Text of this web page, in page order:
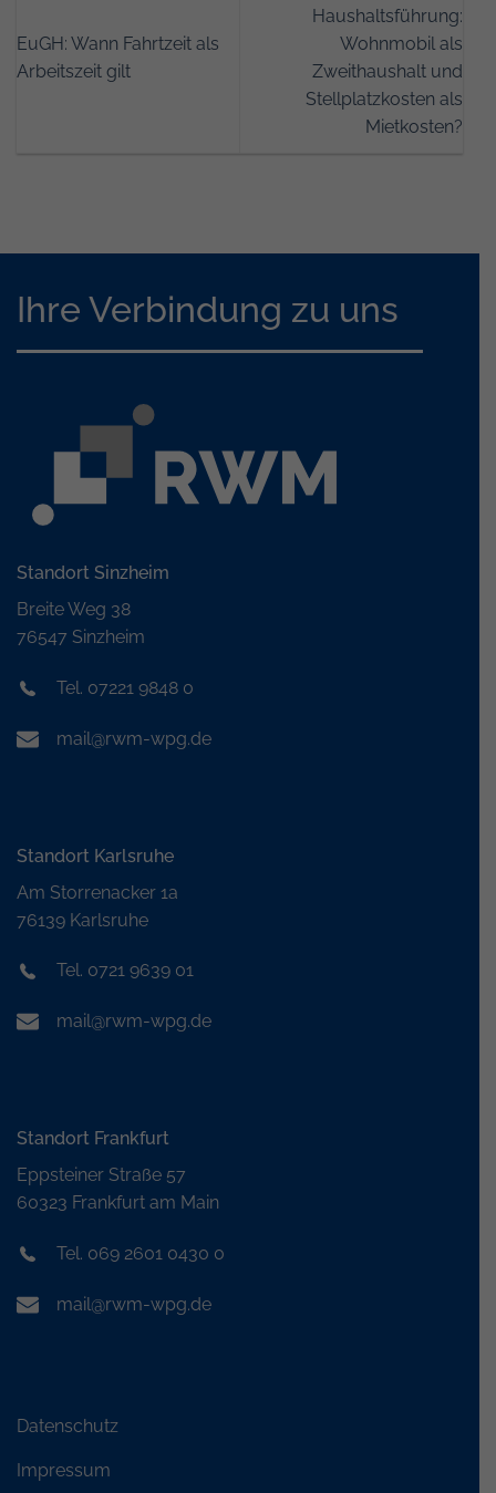
EuGH: Wann Fahrtzeit als
Arbeitszeit gilt
Haushaltsführung:
Wohnmobil als
Zweithaushalt und
Stellplatzkosten als
Mietkosten?
Ihre Verbindung zu uns
Standort Sinzheim
Breite Weg 38
76547 Sinzheim
Tel. 07221 9848 0
mail@rwm-wpg.de
Standort Karlsruhe
Am Storrenacker 1a
76139 Karlsruhe
Tel. 0721 9639 01
mail@rwm-wpg.de
Standort Frankfurt
Eppsteiner Straße 57
60323 Frankfurt am Main
Tel. 069 2601 0430 0
mail@rwm-wpg.de
Datenschutz
Impressum